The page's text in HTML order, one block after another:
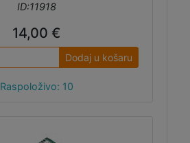
ID:11918
14,00 €
Dodaj u košaru
Raspoloživo: 10